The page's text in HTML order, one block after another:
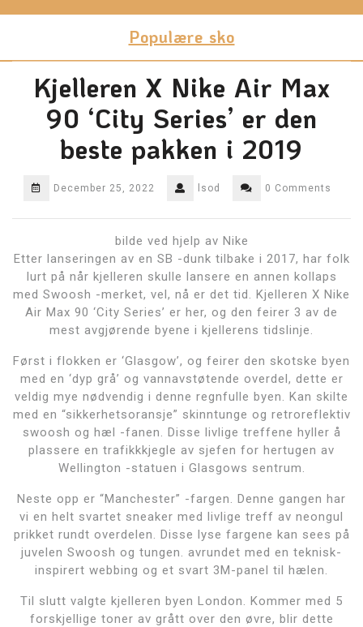
Populære sko
Kjelleren X Nike Air Max
90 ‘City Series’ er den
beste pakken i 2019
December 25, 2022 lsod 0 Comments
bilde ved hjelp av Nike
Etter lanseringen av en SB -dunk tilbake i 2017, har folk
lurt på når kjelleren skulle lansere en annen kollaps
med Swoosh -merket, vel, nå er det tid. Kjelleren X Nike
Air Max 90 ‘City Series’ er her, og den feirer 3 av de
mest avgjørende byene i kjellerens tidslinje.
Først i flokken er ‘Glasgow’, og feirer den skotske byen
med en ‘dyp grå’ og vannavstøtende overdel, dette er
veldig mye nødvendig i denne regnfulle byen. Kan skilte
med en “sikkerhetsoransje” skinntunge og retroreflektiv
swoosh og hæl -fanen. Disse livlige treffene hyller å
plassere en trafikkkjegle av sjefen for hertugen av
Wellington -statuen i Glasgows sentrum.
Neste opp er “Manchester” -fargen. Denne gangen har
vi en helt svartet sneaker med livlige treff av neongul
prikket rundt overdelen. Disse lyse fargene kan sees på
juvelen Swoosh og tungen. avrundet med en teknisk-
inspirert webbing og et svart 3M-panel til hælen.
Til slutt valgte kjelleren byen London. Kommer med 5
forskjellige toner av grått over den øvre, blir dette